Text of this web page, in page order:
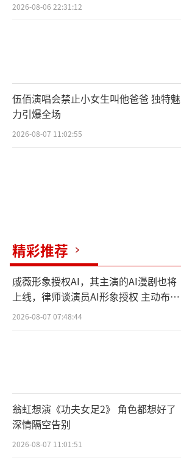
2026-08-06 22:31:12
伍佰演唱会禁止小女生叫他爸爸 独特魅
力引爆全场
2026-08-07 11:02:55
精彩推荐
戚薇形象授权AI，其主演的AI漫剧也将
上线，律师谈演员AI形象授权 主动布局
数字资产
2026-08-07 07:48:44
翁虹想演《功夫女足2》 角色都想好了
深情隔空告别
2026-08-07 11:01:51